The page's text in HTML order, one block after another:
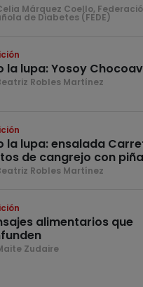
Márquez Coello,
de Diabetes (FEDE)
la lupa: Yosoy
Robles Martínez
la lupa: ensalada
de cangrejo con piña
Robles Martínez
alimentarios que
Zudaire